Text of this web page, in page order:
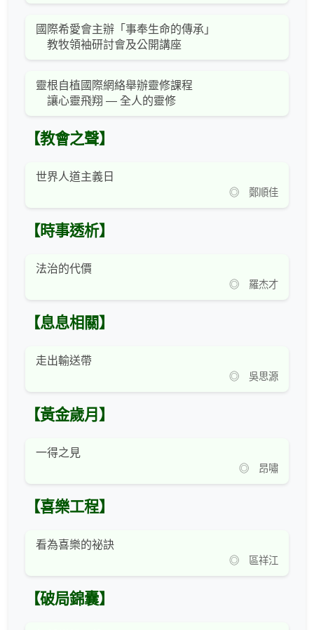
國際希愛會主辦「事奉生命的傳承」
教牧領袖研討會及公開講座
靈根自植國際網絡舉辦靈修課程
讓心靈飛翔 — 全人的靈修
【教會之聲】
世界人道主義日
◎ 鄭順佳
【時事透析】
法治的代價
◎ 羅杰才
【息息相關】
走出輸送帶
◎ 吳思源
【黃金歲月】
一得之見
◎ 昂嘯
【喜樂工程】
看為喜樂的祕訣
◎ 區祥江
【破局錦囊】